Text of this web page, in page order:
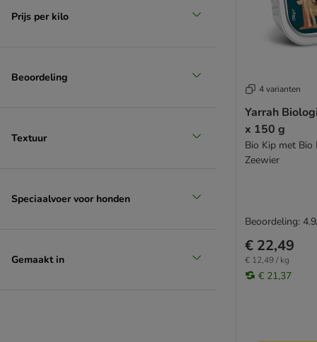
Prijs per kilo
Beoordeling
Textuur
Speciaalvoer voor honden
Gemaakt in
4 varianten
Yarrah
x 150 g
Bio Kip met Bio
Zeewier
€ 22,49
€ 12,49 / kg
€ 21,37
Beoordeling: